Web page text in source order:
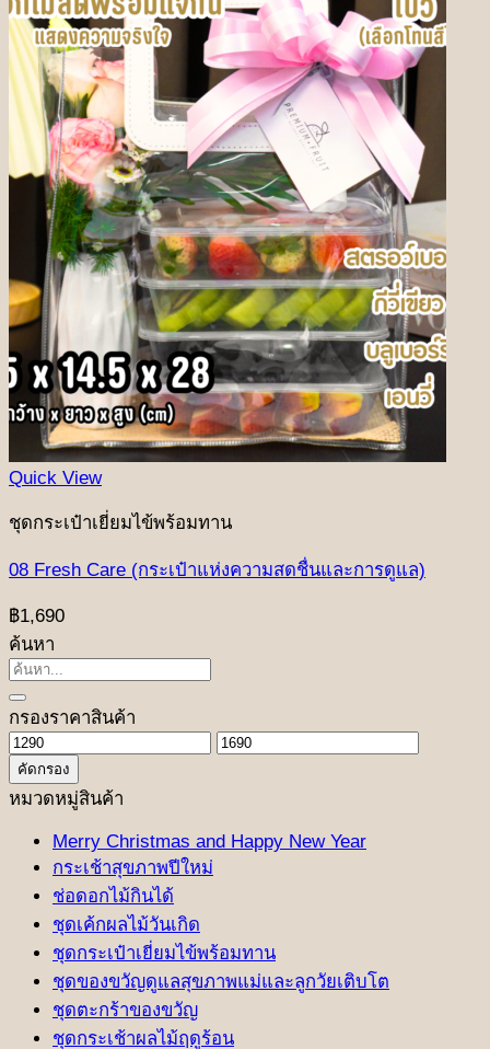
Quick View
ชุดกระเป๋าเยี่ยมไข้พร้อมทาน
08 Fresh Care (กระเป๋าแห่งความสดชื่นและการดูแล)
฿1,690
ค้นหา
ค้นหา:
กรองราคาสินค้า
ราคา
ต่ำ
สุด
ราคา
คัดกรอง
หมวดหมู่สินค้า
Merry Christmas and Happy New Year
กระเช้าสุขภาพปีใหม่
ช่อดอกไม้กินได้
ชุดเค้กผลไม้วันเกิด
ชุดกระเป๋าเยี่ยมไข้พร้อมทาน
ชุดของขวัญดูแลสุขภาพแม่และลูกวัยเติบโต
ชุดตะกร้าของขวัญ
ชุดกระเช้าผลไม้ฤดูร้อน